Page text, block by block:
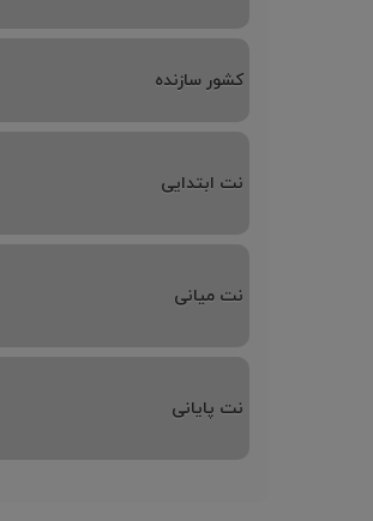
کشور سازنده
نت ابتدایی
نت میانی
نت پایانی